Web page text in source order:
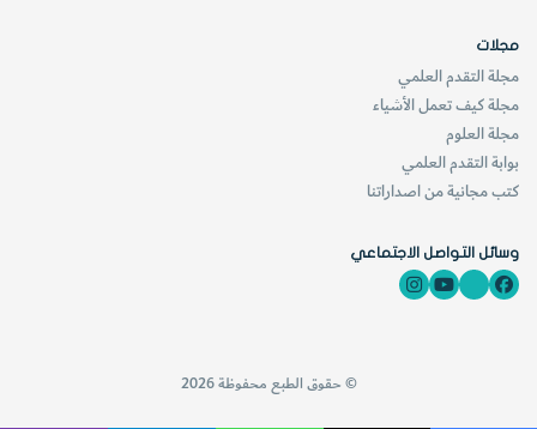
مجلات
مجلة التقدم العلمي
مجلة كيف تعمل الأشياء
مجلة العلوم
بوابة التقدم العلمي
كتب مجانية من اصداراتنا
وسائل التواصل الاجتماعي
© حقوق الطبع محفوظة 2026